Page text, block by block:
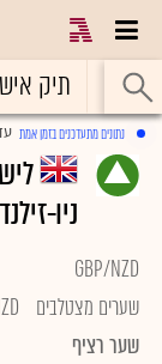
ראשי תיק
נתונים מתעדכנים בזמן אמת |
ניו-זילנד
GBP/NZD
שערים מצטלבים
שער רציף